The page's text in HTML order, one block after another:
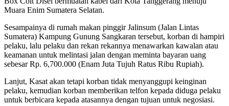
Muara Enim Sumatera Selatan.
Sesampainya di rumah makan pinggir Jalinsum (Jalan Lintas
Sumatera) Kampung Gunung Sangkaran tersebut, korban di hampiri
pelaku, lalu pelaku dan rekan rekannya menawarkan kawalan atau
keamanan untuk melintasi jalan dengan meminta bayaran uang
sebesar Rp. 6,700.000 (Enam Juta Tujuh Ratus Ribu Rupiah).
Lanjut, Kasat akan tetapi korban tidak menyanggupi keinginan
pelaku, kemudian korban memberikan telfon kepada diduga pelaku
untuk berbicara kepada atasannya dengan tujuan untuk negosiasi.